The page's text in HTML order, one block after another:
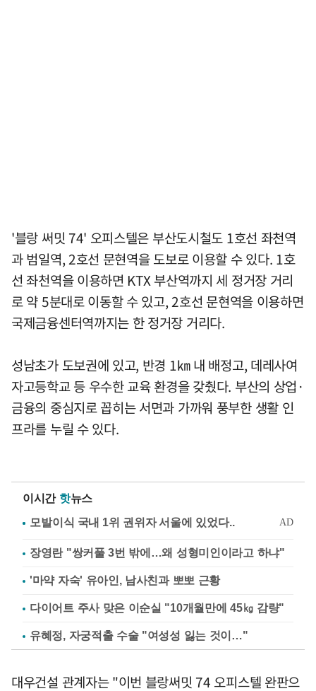
'블랑 써밋 74' 오피스텔은 부산도시철도 1호선 좌천역
과 범일역, 2호선 문현역을 도보로 이용할 수 있다. 1호
선 좌천역을 이용하면 KTX 부산역까지 세 정거장 거리
로 약 5분대로 이동할 수 있고, 2호선 문현역을 이용하면
국제금융센터역까지는 한 정거장 거리다.
성남초가 도보권에 있고, 반경 1㎞ 내 배정고, 데레사여
자고등학교 등 우수한 교육 환경을 갖췄다. 부산의 상업·
금융의 중심지로 꼽히는 서면과 가까워 풍부한 생활 인
프라를 누릴 수 있다.
이시간 핫뉴스
장영란 "쌍커풀 3번 밖에…왜 성형미인이라고 하냐"
'마약 자숙' 유아인, 남사친과 뽀뽀 근황
다이어트 주사 맞은 이순실 "10개월만에 45㎏ 감량"
유혜정, 자궁적출 수술 "여성성 잃는 것이…"
대우건설 관계자는 "이번 블랑써밋 74 오피스텔 완판으